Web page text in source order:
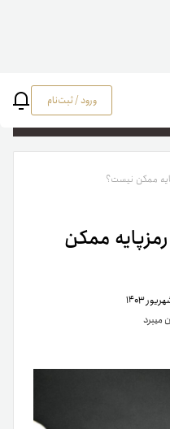
ورود / ثبت‌نام
ممکن نیست؟
ممکن